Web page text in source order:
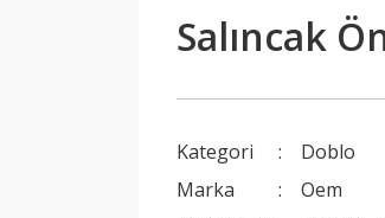
Salıncak
Kategori
Doblo
Marka
Oem